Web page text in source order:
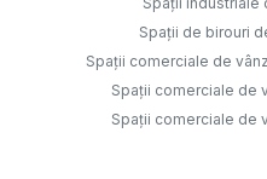
Spații de birouri
Spații comerciale de
Spații comerciale de
Spații comerciale de